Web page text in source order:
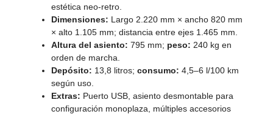
estética neo-retro.
Dimensiones: Largo 2.220 mm × ancho 820 mm
× alto 1.105 mm; distancia entre ejes 1.465 mm.
Altura del asiento: 795 mm; peso: 240 kg en
orden de marcha.
Depósito: 13,8 litros; consumo: 4,5–6 l/100 km
según uso.
Extras: Puerto USB, asiento desmontable para
configuración monoplaza, múltiples accesorios